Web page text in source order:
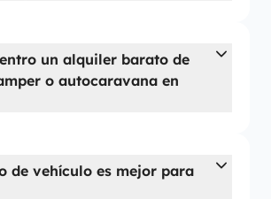
un alquiler barato de
o autocaravana en
de vehículo es mejor para